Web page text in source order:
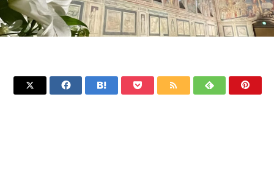
      